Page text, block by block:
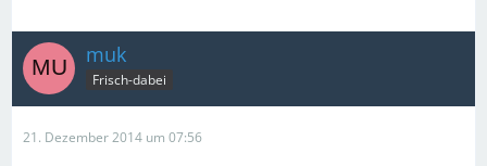
muk
Frisch-dabei
21. Dezember 2014 um 07:56